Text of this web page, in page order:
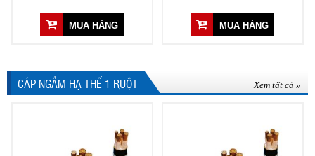
MUA HÀNG MUA HÀNG
CÁP NGẦM HẠ THẾ 1 RUỘT Xem tất cả »